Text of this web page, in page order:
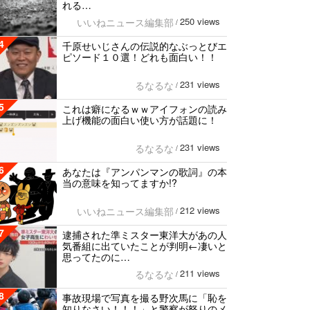
れる…
いいねニュース編集部 / 250 views
千原せいじさんの伝説的なぶっとびエ
ピソード１０選！どれも面白い！！
るなるな / 231 views
これは癖になるｗｗアイフォンの読み
上げ機能の面白い使い方が話題に！
るなるな / 231 views
あなたは『アンパンマンの歌詞』の本
当の意味を知ってますか!?
いいねニュース編集部 / 212 views
逮捕された準ミスター東洋大があの人
気番組に出ていたことが判明←凄いと
思ってたのに…
るなるな / 211 views
事故現場で写真を撮る野次馬に「恥を